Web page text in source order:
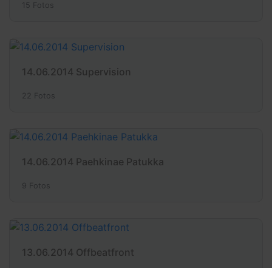
15 Fotos
14.06.2014 Supervision
22 Fotos
14.06.2014 Paehkinae Patukka
9 Fotos
13.06.2014 Offbeatfront